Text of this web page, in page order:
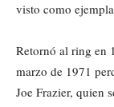
visto como
Retornó al ring en
marzo de 1971
Joe Frazier, quien